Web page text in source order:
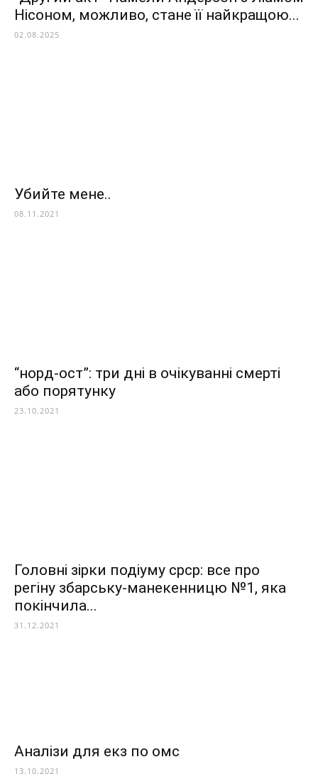
Нісоном, можливо, стане її найкращою...
02.08.2025
Убийте мене..
08.11.2021
“норд-ост”: три дні в очікуванні смерті
або порятунку
23.10.2021
Головні зірки подіуму срср: все про
регіну збарську-манекенницю №1, яка
покінчила...
31.12.2021
Аналізи для екз по омс
13.10.2021